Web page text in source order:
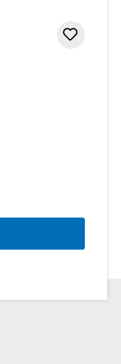
żądaną ilość